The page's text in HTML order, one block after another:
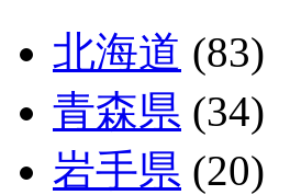
北海道 (83)
青森県 (34)
岩手県 (20)